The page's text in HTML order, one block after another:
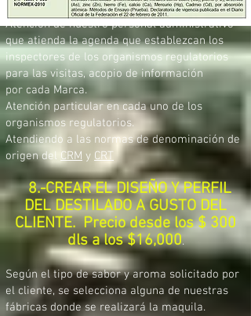
Atención de nuestro personal administrativo
que atienda la agenda que establezcan los
inspectores de los organismos regulatorios
para las visitas, acopio de información
por cada Marca.
Atención particular en cada uno de los
organismos regulatorios.
Atendiendo a las normas de denominación de
origen del CRM y CRT
8.-CREAR EL DISEÑO Y PERFIL
DEL DESTILADO A GUSTO DEL
CLIENTE. Precio desde los $ 300
dls a los $16,000.
Según el tipo de sabor y aroma solicitado por
el cliente, se selecciona alguna de nuestras
fábricas donde se realizará la maquila.